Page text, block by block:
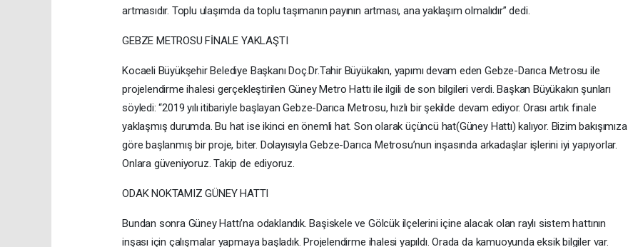
artmasıdır. Toplu ulaşımda da toplu taşımanın payının artması, ana yaklaşım olmalıdır” dedi.
GEBZE METROSU FİNALE YAKLAŞTI
Kocaeli Büyükşehir Belediye Başkanı Doç.Dr.Tahir Büyükakın, yapımı devam eden Gebze-Darıca Metrosu ile
projelendirme ihalesi gerçekleştirilen Güney Metro Hattı ile ilgili de son bilgileri verdi. Başkan Büyükakın şunları
söyledi: “2019 yılı itibariyle başlayan Gebze-Darıca Metrosu, hızlı bir şekilde devam ediyor. Orası artık finale
yaklaşmış durumda. Bu hat ise ikinci en önemli hat. Son olarak üçüncü hat(Güney Hattı) kalıyor. Bizim bakışımıza
göre başlanmış bir proje, biter. Dolayısıyla Gebze-Darıca Metrosu’nun inşasında arkadaşlar işlerini iyi yapıyorlar.
Onlara güveniyoruz. Takip de ediyoruz.
ODAK NOKTAMIZ GÜNEY HATTI
Bundan sonra Güney Hattı’na odaklandık. Başiskele ve Gölcük ilçelerini içine alacak olan raylı sistem hattının
inşası için çalışmalar yapmaya başladık. Projelendirme ihalesi yapıldı. Orada da kamuoyunda eksik bilgiler var.